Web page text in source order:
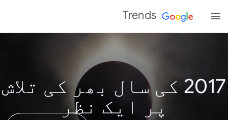
Trends
2017 کی سال بھر کی تلاش
پر ایک نظر